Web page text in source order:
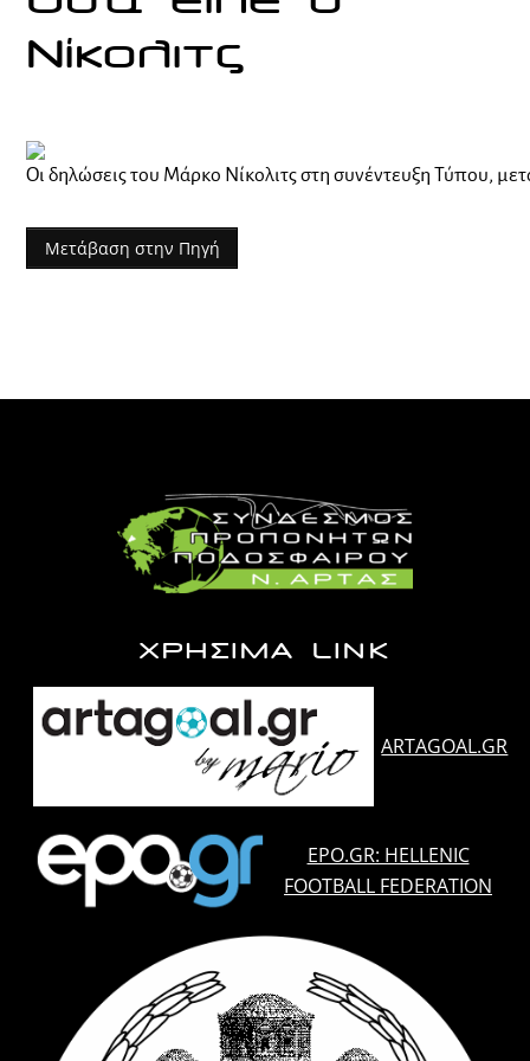
Νίκολιτς
Οι δηλώσεις του Μάρκο Νίκολιτς στη συνέντευξη Τύπου,
Μετάβαση στην Πηγή
ΧΡΗΣΙΜΑ LINK
ARTAGOAL.GR
EPO.GR: HELLENIC
FOOTBALL FEDERATION